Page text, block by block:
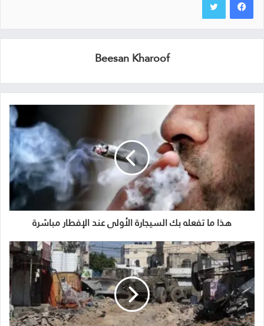
Beesan Kharoof
هذا ما تفعله بك السيجارة الأولى عند الإفطار مباشرة